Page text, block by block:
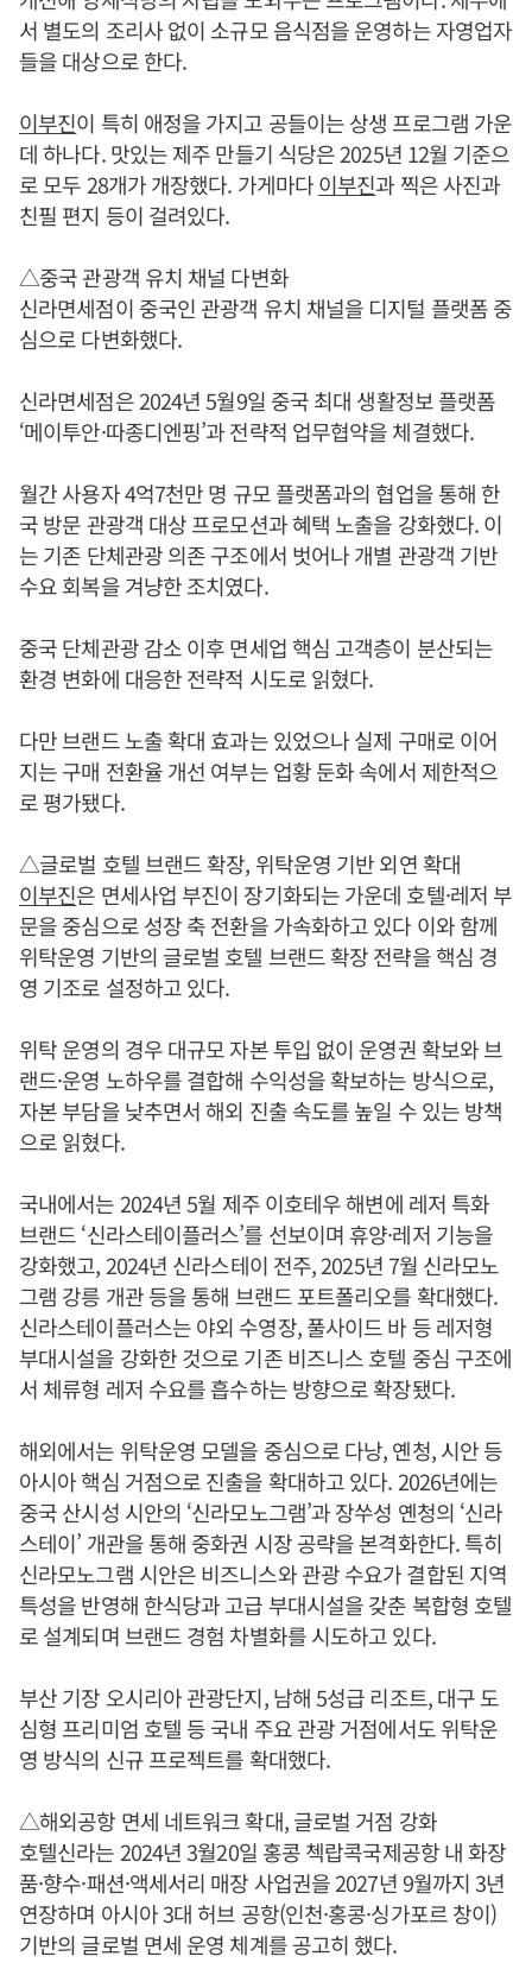
서 별도의 조리사 없이 소규모 음식점을 운영하는 자영업자
들을 대상으로 한다.
이부진이 특히 애정을 가지고 공들이는 상생 프로그램 가운
데 하나다. 맛있는 제주 만들기 식당은 2025년 12월 기준으
로 모두 28개가 개장했다. 가게마다이부진과 찍은 사진과
친필 편지 등이 걸려있다.
△중국 관광객 유치 채널 다변화
신라면세점이 중국인 관광객 유치 채널을 디지털 플랫폼 중
심으로 다변화했다.
신라면세점은 2024년 5월9일 중국 최대 생활정보 플랫폼
‘메이투안·따종디엔핑’과 전략적 업무협약을 체결했다.
월간 사용자 4억7천만 명 규모 플랫폼과의 협업을 통해 한
국 방문 관광객 대상 프로모션과 혜택 노출을 강화했다. 이
는 기존 단체관광 의존 구조에서 벗어나 개별 관광객 기반
수요 회복을 겨냥한 조치였다.
중국 단체관광 감소 이후 면세업 핵심 고객층이 분산되는
환경 변화에 대응한 전략적 시도로 읽혔다.
다만 브랜드 노출 확대 효과는 있었으나 실제 구매로 이어
지는 구매 전환율 개선 여부는 업황 둔화 속에서 제한적으
로 평가됐다.
△글로벌 호텔 브랜드 확장, 위탁운영 기반 외연 확대
이부진은 면세사업 부진이 장기화되는 가운데 호텔·레저 부
문을 중심으로 성장 축 전환을 가속화하고 있다 이와 함께
위탁운영 기반의 글로벌 호텔 브랜드 확장 전략을 핵심 경
영 기조로 설정하고 있다.
위탁 운영의 경우 대규모 자본 투입 없이 운영권 확보와 브
랜드·운영 노하우를 결합해 수익성을 확보하는 방식으로,
자본 부담을 낮추면서 해외 진출 속도를 높일 수 있는 방책
으로 읽혔다.
국내에서는 2024년 5월 제주 이호테우 해변에 레저 특화
브랜드 ‘신라스테이플러스’를 선보이며 휴양·레저 기능을
강화했고, 2024년 신라스테이 전주, 2025년 7월 신라모노
그램 강릉 개관 등을 통해 브랜드 포트폴리오를 확대했다.
신라스테이플러스는 야외 수영장, 풀사이드 바 등 레저형
부대시설을 강화한 것으로 기존 비즈니스 호텔 중심 구조에
서 체류형 레저 수요를 흡수하는 방향으로 확장됐다.
해외에서는 위탁운영 모델을 중심으로 다낭, 옌청, 시안 등
아시아 핵심 거점으로 진출을 확대하고 있다. 2026년에는
중국 산시성 시안의 ‘신라모노그램’과 장쑤성 옌청의 ‘신라
스테이’ 개관을 통해 중화권 시장 공략을 본격화한다. 특히
신라모노그램 시안은 비즈니스와 관광 수요가 결합된 지역
특성을 반영해 한식당과 고급 부대시설을 갖춘 복합형 호텔
로 설계되며 브랜드 경험 차별화를 시도하고 있다.
부산 기장 오시리아 관광단지, 남해 5성급 리조트, 대구 도
심형 프리미엄 호텔 등 국내 주요 관광 거점에서도 위탁운
영 방식의 신규 프로젝트를 확대했다.
△해외공항 면세 네트워크 확대, 글로벌 거점 강화
호텔신라는 2024년 3월20일 홍콩 첵랍콕국제공항 내 화장
품·향수·패션·액세서리 매장 사업권을 2027년 9월까지 3년
연장하며 아시아 3대 허브 공항(인천·홍콩·싱가포르 창이)
기반의 글로벌 면세 운영 체계를 공고히 했다.